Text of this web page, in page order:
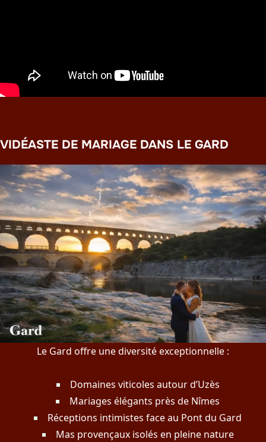
VIDÉASTE DE MARIAGE DANS LE GARD
Le Gard offre une diversité exceptionnelle :
Domaines viticoles autour d’Uzès
Mariages élégants près de Nîmes
Réceptions intimistes face au Pont du Gard
Mas provençaux isolés en pleine nature